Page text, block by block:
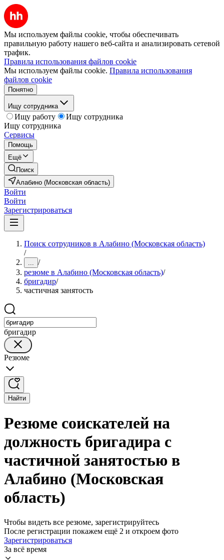
Мы используем файлы cookie, чтобы обеспечивать
правильную работу нашего веб-сайта и анализировать сетевой
трафик.
Правила использования файлов cookie
Мы используем файлы cookie. Правила использования
файлов cookie
Понятно
Ищу сотрудника
Ищу работу
Ищу сотрудника
Ищу сотрудника
Сервисы
Помощь
Ещё
Поиск
Алабино (Московская область)
Войти
Войти
Зарегистрироваться
Поиск сотрудников в Алабино (Московская область)
/
... /
резюме в Алабино (Московская область)/
бригадир/
частичная занятость
бригадир
Резюме
Найти
Резюме соискателей на
должность бригадира с
частичной занятостью в
Алабино (Московская
область)
Чтобы видеть все резюме, зарегистрируйтесь
После регистрации покажем ещё 2 и откроем фото
Зарегистрироваться
За всё время